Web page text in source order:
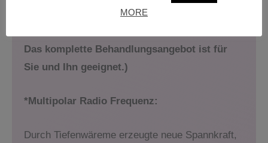
Das komplette Behandlungsangebot ist für
Sie und Ihn geeignet.)
*Multipolar Radio Frequenz:
Durch Tiefenwäreme erzeugte neue Spannkraft,
MORE